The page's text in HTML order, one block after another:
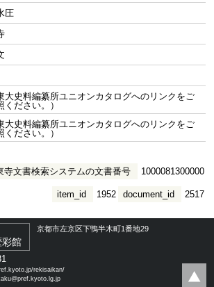
圧
大史料編纂所ユニオンカタログへのリンクをご
ください。）
大史料編纂所ユニオンカタログへのリンクをご
ください。）
寺文書検索システムの文書番号 1000081300000
document_id 2517
item_id 1952
彩館
京都市左京区下鴨半木町1番地29
rekisaikan/